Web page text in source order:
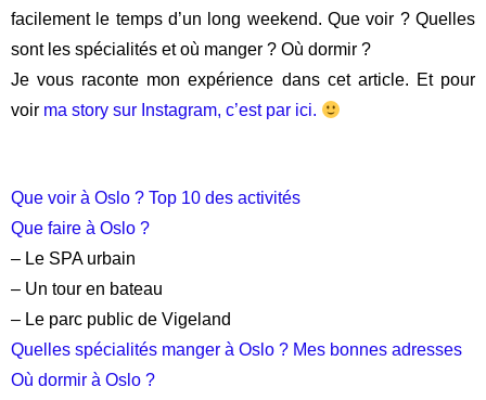
facilement le temps d’un long weekend. Que voir ? Quelles
sont les spécialités et où manger ? Où dormir ?
Je vous raconte mon expérience dans cet article. Et pour
voir ma story sur Instagram, c’est par ici.
Que voir à Oslo ? Top 10 des activités
Que faire à Oslo ?
– Le SPA urbain
– Un tour en bateau
– Le parc public de Vigeland
Quelles spécialités manger à Oslo ? Mes bonnes adresses
Où dormir à Oslo ?